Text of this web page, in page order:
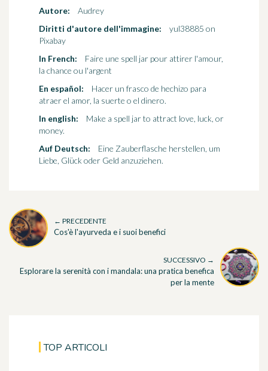
Autore:
Audrey
Diritti d'autore dell'immagine:
yul38885 on
Pixabay
In French:
Faire une spell jar pour attirer l'amour,
la chance ou l'argent
En español:
Hacer un frasco de hechizo para
atraer el amor, la suerte o el dinero.
In english:
Make a spell jar to attract love, luck, or
money.
Auf Deutsch:
Eine Zauberflasche herstellen, um
Liebe, Glück oder Geld anzuziehen.
← PRECEDENTE
Cos'è l'ayurveda e i suoi benefici
SUCCESSIVO →
Esplorare la serenità con i mandala: una pratica benefica
per la mente
TOP ARTICOLI